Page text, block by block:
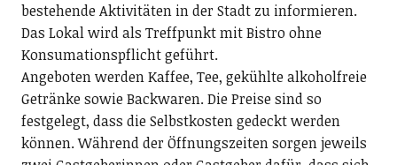
bestehende Aktivitäten in der Stadt zu informieren.
Das Lokal wird als Treffpunkt mit Bistro ohne
Konsumationspflicht geführt.
Angeboten werden Kaffee, Tee, gekühlte alkoholfreie
Getränke sowie Backwaren. Die Preise sind so
festgelegt, dass die Selbstkosten gedeckt werden
können. Während der Öffnungszeiten sorgen jeweils